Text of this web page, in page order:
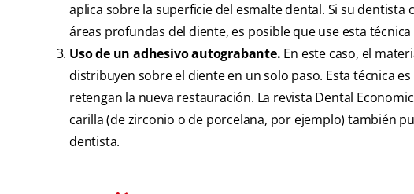
aplica sobre la superficie del esmalte dental. Si su
áreas profundas del diente, es posible que use esta
Uso de un adhesivo autograbante. En este caso, el
distribuyen sobre el diente en un solo paso. Esta técnica
retengan la nueva restauración. La revista Dental
carilla (de zirconio o de porcelana, por ejemplo) también
dentista.